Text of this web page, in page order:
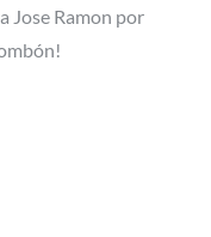
Jose Ramon por